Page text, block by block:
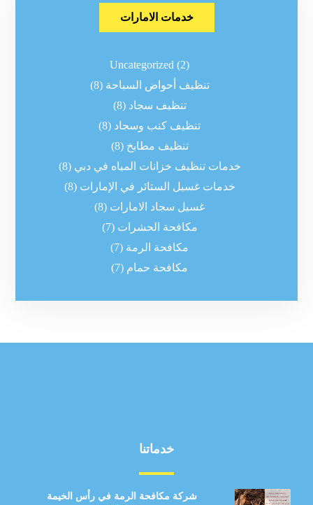
خدمات الامارات
Uncategorized (2)
تنظيف أحواض السباحة (8)
تنظيف سجاد (8)
تنظيف كنب وسجاد (8)
تنظيف مطابخ (8)
خدمات تنظيف خزانات المياه في دبي (8)
خدمات غسيل الستائر في الإمارات (8)
غسيل سجاد الامارات (8)
مكافحة الحشرات (7)
مكافحة الرمة (7)
مكافحة حمام (7)
خدماتنا
شركة مكافحة الرمة في رأس الخيمة